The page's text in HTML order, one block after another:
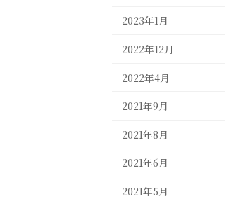
2023年1月
2022年12月
2022年4月
2021年9月
2021年8月
2021年6月
2021年5月